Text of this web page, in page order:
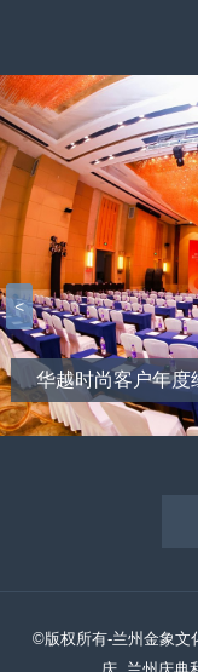
华越时尚客户年度
<
©版权所有-兰州金象文